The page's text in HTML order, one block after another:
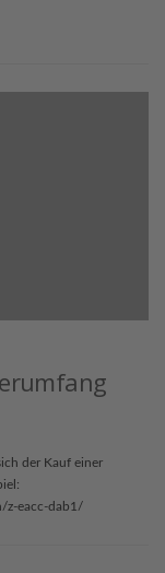
der Kauf einer
z-eacc-dab1/